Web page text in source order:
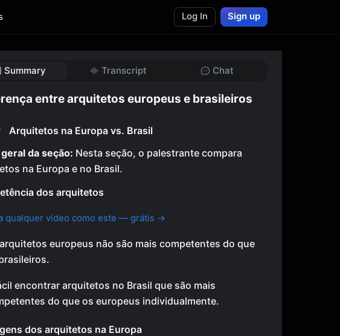
Log In Sign up
Summary Transcript Chat
entre arquitetos europeus e brasileiros
Arquitetos na Europa vs. Brasil
da seção: Nesta seção, o palestrante compara
na Europa e no Brasil.
dos arquitetos
qualquer vídeo como este — grátis →
europeus não são mais competentes do que
encontrar arquitetos no Brasil que são mais
do que os europeus individualmente.
dos arquitetos na Europa